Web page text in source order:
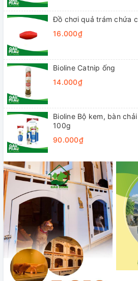
Đồ chơi quả trám chứa
16.000₫
Bioline Catnip ống
14.000₫
Bioline Bộ kem, bàn
100g
90.000₫